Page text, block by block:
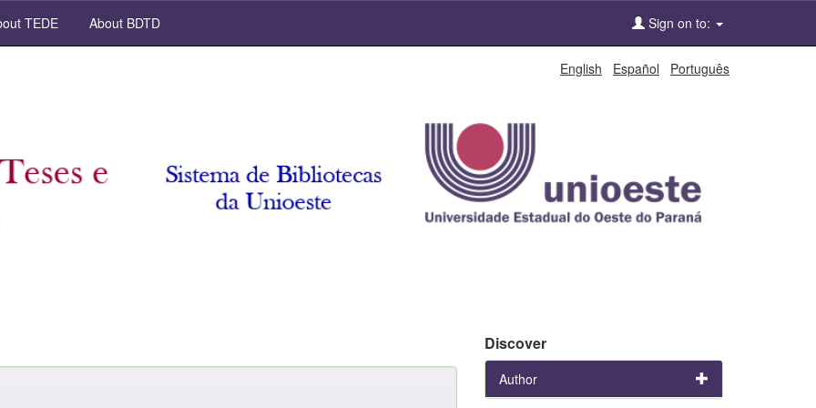
TEDE About BDTD Sign on to:
English Español Português
Discover
Author